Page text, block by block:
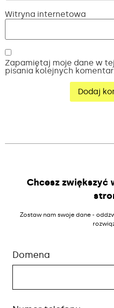
Witryna internetowa
Zapamiętaj moje dane w
pisania kolejnych
Chcesz zwiększyć
Zostaw nam swoje dane -
Domena